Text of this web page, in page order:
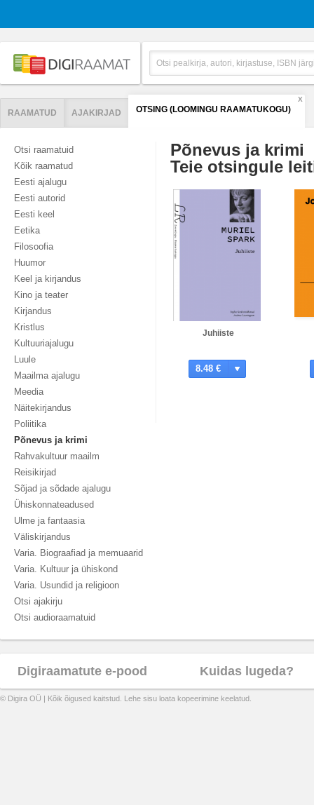
RAAMATUD AJAKIRJAD OTSING (LOOMINGU RAAMATUKOGU)
X
Otsi raamatuid
Kõik raamatud
Eesti ajalugu
Eesti autorid
Eesti keel
Eetika
Filosoofia
Huumor
Keel ja kirjandus
Kino ja teater
Kirjandus
Kristlus
Kultuuriajalugu
Luule
Maailma ajalugu
Meedia
Näitekirjandus
Poliitika
Põnevus ja krimi
Rahvakultuur maailm
Reisikirjad
Sõjad ja sõdade ajalugu
Ühiskonnateadused
Ulme ja fantaasia
Väliskirjandus
Varia. Biograafiad ja memuaarid
Varia. Kultuur ja ühiskond
Varia. Usundid ja religioon
Otsi ajakirju
Otsi audioraamatuid
Põnevus ja krimi
Teie otsingule
Juhiiste
8.48 €
Digiraamatute e-pood Kuidas lugeda?
© Digira OÜ | Kõik õigused kaitstud. Lehe sisu loata kopeerimine keelatud.